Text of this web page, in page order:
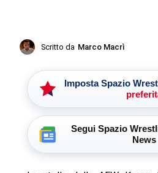
Scritto da Marco Macrì
Imposta Spazio
Segui Spazio
News